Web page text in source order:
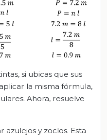
si ubicas que sus
la misma fórmula,
Ahora, resuelve
azulejos y zoclos. Esta